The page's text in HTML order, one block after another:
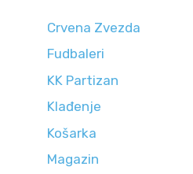
Crvena Zvezda
Fudbaleri
KK Partizan
Klađenje
Košarka
Magazin